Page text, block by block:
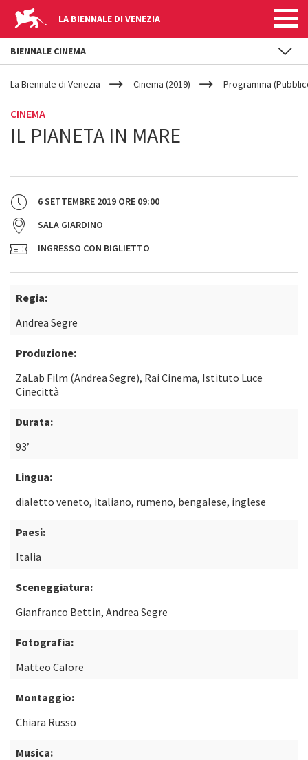
LA BIENNALE DI VENEZIA
YOUR
ARE
La Biennale di Venezia Cinema (2019) Programma
CINEMA
IL PIANETA IN MARE
6 SETTEMBRE 2019 ORE 09:00
SALA GIARDINO
INGRESSO CON BIGLIETTO
Regia:
Andrea Segre
Produzione:
ZaLab Film (Andrea Segre), Rai Cinema, Istituto Luce
Cinecittà
Durata:
93’
Lingua:
dialetto veneto, italiano, rumeno, bengalese, inglese
Paesi:
Italia
Sceneggiatura:
Gianfranco Bettin, Andrea Segre
Fotografia:
Matteo Calore
Montaggio:
Chiara Russo
Musica:
BIENNALE CINEMA